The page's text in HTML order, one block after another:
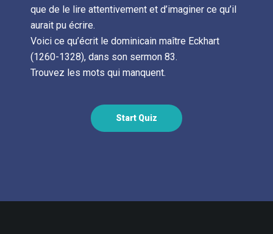
que de le lire attentivement et d’imaginer ce qu’il
aurait pu écrire.
Voici ce qu’écrit le dominicain maître Eckhart
(1260-1328), dans son sermon 83.
Trouvez les mots qui manquent.